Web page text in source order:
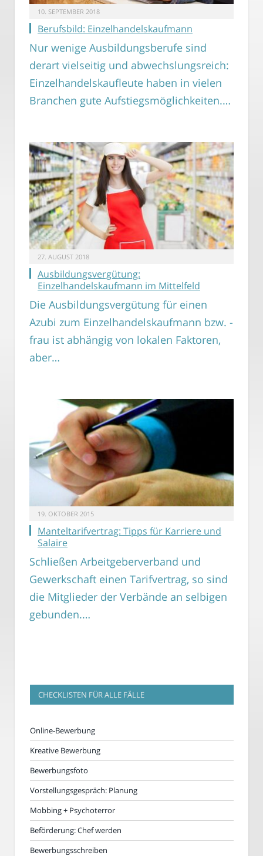
10. SEPTEMBER 2018
Berufsbild: Einzelhandelskaufmann
Nur wenige Ausbildungsberufe sind
derart vielseitig und abwechslungsreich:
Einzelhandelskaufleute haben in vielen
Branchen gute Aufstiegsmöglichkeiten.…
27. AUGUST 2018
Ausbildungsvergütung:
Einzelhandelskaufmann im Mittelfeld
Die Ausbildungsvergütung für einen
Azubi zum Einzelhandelskaufmann bzw. -
frau ist abhängig von lokalen Faktoren,
aber…
19. OKTOBER 2015
Manteltarifvertrag: Tipps für Karriere und
Salaire
Schließen Arbeitgeberverband und
Gewerkschaft einen Tarifvertrag, so sind
die Mitglieder der Verbände an selbigen
gebunden.…
CHECKLISTEN FÜR ALLE FÄLLE
Online-Bewerbung
Kreative Bewerbung
Bewerbungsfoto
Vorstellungsgespräch: Planung
Mobbing + Psychoterror
Beförderung: Chef werden
Bewerbungsschreiben